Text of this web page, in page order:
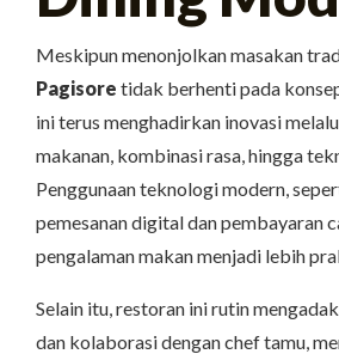
Meskipun menonjolkan masakan
Pagisore tidak berhenti pada
ini terus menghadirkan inovasi
makanan, kombinasi rasa, hingga
Penggunaan teknologi modern,
pemesanan digital dan pembayaran
pengalaman makan menjadi lebih
Selain itu, restoran ini rutin
dan kolaborasi dengan chef tamu,